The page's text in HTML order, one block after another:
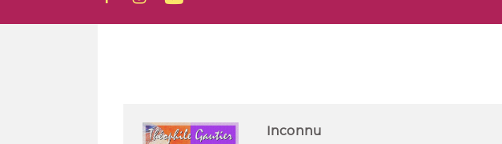
Inconnu